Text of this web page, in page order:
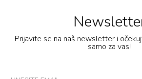
Prijavite se na naš newsletter i
samo za vas!